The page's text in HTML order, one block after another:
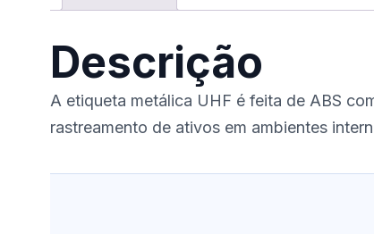
Descrição
A etiqueta metálica UHF é feita de ABS
rastreamento de ativos em ambientes